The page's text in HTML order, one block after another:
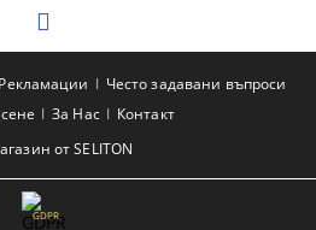
от SELITON
Рекламации
Често задавани въпроси
За Нас Контакт
GDPR